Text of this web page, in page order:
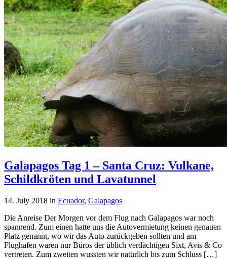
Galapagos Tag 1 – Santa Cruz: Vulkane,
Schildkröten und Lavatunnel
14. July 2018 in Ecuador, Galapagos
Die Anreise Der Morgen vor dem Flug nach Galapagos war noch
spannend. Zum einen hatte uns die Autovermietung keinen genauen
Platz genannt, wo wir das Auto zurückgeben sollten und am
Flughafen waren nur Büros der üblich verdächtigen Sixt, Avis & Co
vertreten. Zum zweiten wussten wir natürlich bis zum Schluss […]